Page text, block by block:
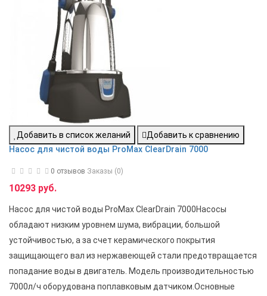
Добавить в список желаний
Добавить к сравнению
Насос для чистой воды ProMax ClearDrain 7000
0 отзывов Заказы (0)
10293 руб.
Насос для чистой воды ProMax ClearDrain 7000Насосы
обладают низким уровнем шума, вибрации, большой
устойчивостью, а за счет керамического покрытия
защищающего вал из нержавеющей стали предотвращается
попадание воды в двигатель. Модель производительностью
7000л/ч оборудована поплавковым датчиком.Основные